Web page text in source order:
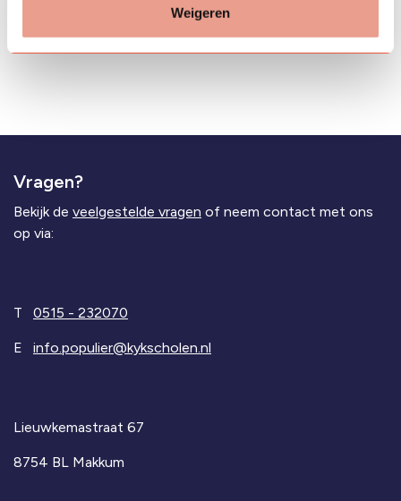
Weigeren
Vragen?
Bekijk de veelgestelde vragen of neem contact met ons
op via:
T 0515 - 232070
E info.populier@kykscholen.nl
Lieuwkemastraat 67
8754 BL Makkum